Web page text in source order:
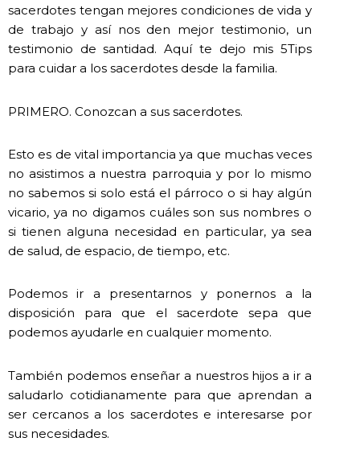
sacerdotes tengan mejores condiciones de vida y
de trabajo y así nos den mejor testimonio, un
testimonio de santidad. Aquí te dejo mis 5Tips
para cuidar a los sacerdotes desde la familia.
PRIMERO. Conozcan a sus sacerdotes.
Esto es de vital importancia ya que muchas veces
no asistimos a nuestra parroquia y por lo mismo
no sabemos si solo está el párroco o si hay algún
vicario, ya no digamos cuáles son sus nombres o
si tienen alguna necesidad en particular, ya sea
de salud, de espacio, de tiempo, etc.
Podemos ir a presentarnos y ponernos a la
disposición para que el sacerdote sepa que
podemos ayudarle en cualquier momento.
También podemos enseñar a nuestros hijos a ir a
saludarlo cotidianamente para que aprendan a
ser cercanos a los sacerdotes e interesarse por
sus necesidades.